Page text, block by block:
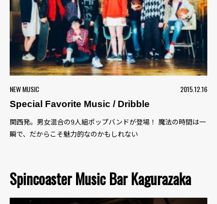
NEW MUSIC
2015.12.16
Special Favorite Music / Dribble
関西発。男女混合の9人組ポップバンドが登場！ 魔法の時間は一
瞬で、だからこそ魅力的なのかもしれない
Spincoaster Music Bar Kagurazaka